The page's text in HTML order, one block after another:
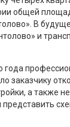
общей
В
и
года
заказчику
а также